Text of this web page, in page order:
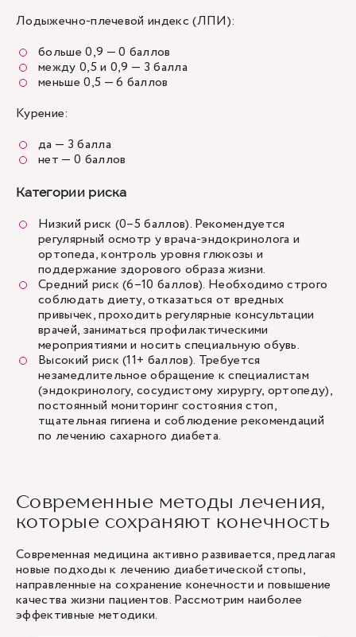
Лодыжечно-плечевой индекс (ЛПИ):
больше 0,9 — 0 баллов
между 0,5 и 0,9 — 3 балла
меньше 0,5 — 6 баллов
Курение:
да — 3 балла
нет — 0 баллов
Категории риска
Низкий риск (0–5 баллов). Рекомендуется
регулярный осмотр у врача-эндокринолога и
ортопеда, контроль уровня глюкозы и
поддержание здорового образа жизни.
Средний риск (6–10 баллов). Необходимо строго
соблюдать диету, отказаться от вредных
привычек, проходить регулярные консультации
врачей, заниматься профилактическими
мероприятиями и носить специальную обувь.
Высокий риск (11+ баллов). Требуется
незамедлительное обращение к специалистам
(эндокринологу, сосудистому хирургу, ортопеду),
постоянный мониторинг состояния стоп,
тщательная гигиена и соблюдение рекомендаций
по лечению сахарного диабета.
Современные методы лечения,
которые сохраняют конечность
Современная медицина активно развивается, предлагая
новые подходы к лечению диабетической стопы,
направленные на сохранение конечности и повышение
качества жизни пациентов. Рассмотрим наиболее
эффективные методики.